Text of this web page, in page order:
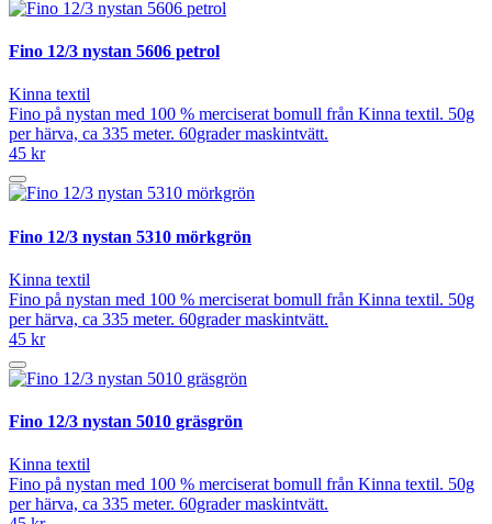
Fino 12/3 nystan 5606 petrol
Kinna textil
Fino på nystan med 100 % merciserat bomull från Kinna textil. 50g
per härva, ca 335 meter. 60grader maskintvätt.
45 kr
Fino 12/3 nystan 5310 mörkgrön
Kinna textil
Fino på nystan med 100 % merciserat bomull från Kinna textil. 50g
per härva, ca 335 meter. 60grader maskintvätt.
45 kr
Fino 12/3 nystan 5010 gräsgrön
Kinna textil
Fino på nystan med 100 % merciserat bomull från Kinna textil. 50g
per härva, ca 335 meter. 60grader maskintvätt.